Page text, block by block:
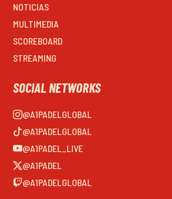
NOTICIAS
MULTIMEDIA
SCOREBOARD
STREAMING
SOCIAL NETWORKS
@A1PADELGLOBAL
@A1PADELGLOBAL
@A1PADEL_LIVE
@A1PADEL
@A1PADELGLOBAL